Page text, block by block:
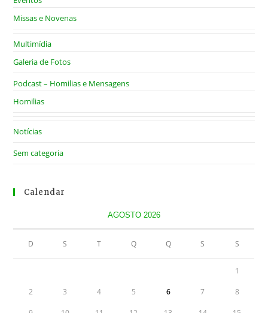
Missas e Novenas
Multimídia
Galeria de Fotos
Podcast – Homilias e Mensagens
Homilias
Notícias
Sem categoria
Calendar
AGOSTO 2026
D S T Q Q S S
1
2 3 4 5 6 7 8